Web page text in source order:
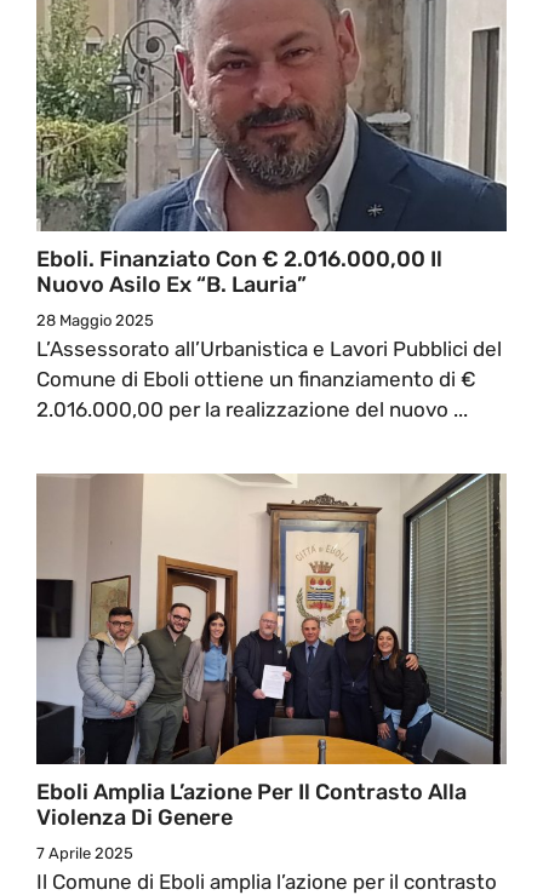
Eboli. Finanziato Con € 2.016.000,00 Il
Nuovo Asilo Ex “B. Lauria”
28 Maggio 2025
L’Assessorato all’Urbanistica e Lavori Pubblici del
Comune di Eboli ottiene un finanziamento di €
2.016.000,00 per la realizzazione del nuovo ...
Eboli Amplia L’azione Per Il Contrasto Alla
Violenza Di Genere
7 Aprile 2025
Il Comune di Eboli amplia l’azione per il contrasto